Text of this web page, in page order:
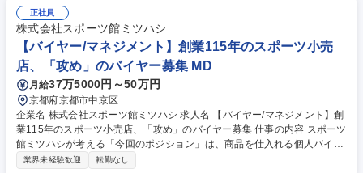
あり、トレカの知識や店舗業務を段階的に習得可能。その後は買取、商品
レイアウト、アルバイト・パートスタッフの管理にも業務を広げます。2
～3年を目安に店長、将来的にはマネージャーやバイヤーも目指せます。
募集職種 【大阪/プレイズ大阪日本橋本店スタッフ】トレカ専門店/賞与4.5
1ヶ月/残業月10h
正社員
株式会社スポーツ館ミツハシ
【バイヤー/マネジメント】創業115年のスポーツ小売
店、「攻め」のバイヤー募集 MD
月給37万5000円～50万円
京都府京都市中京区
企業名 株式会社スポーツ館ミツハシ 求人名 【バイヤー/マネジメント】創
業115年のスポーツ小売店、「攻め」のバイヤー募集 仕事の内容 スポーツ
館ミツハシが考える「今回のポジション」は、商品を仕入れる個人バイヤ
ーではありません。「何を売るか」だけでなく、「どう売るか」「どう利
業界未経験歓迎 転勤なし